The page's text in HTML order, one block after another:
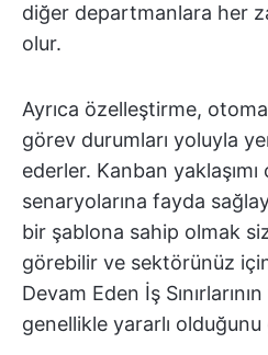
diğer departmanlara her
olur.
Ayrıca özelleştirme,
görev durumları yoluyla
ederler. Kanban yaklaşımı
senaryolarına fayda
bir şablona sahip olmak
görebilir ve sektörünüz
Devam Eden İş
genellikle yararlı